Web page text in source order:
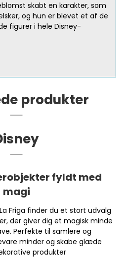
skabt en karakter, som
og hun er blevet et af de
figurer i hele Disney-
produkter
fyldt med
magi
Friga finder du et stort udvalg
der giver dig et magisk minde
Perfekte til samlere og
minder og skabe glæde
produkter